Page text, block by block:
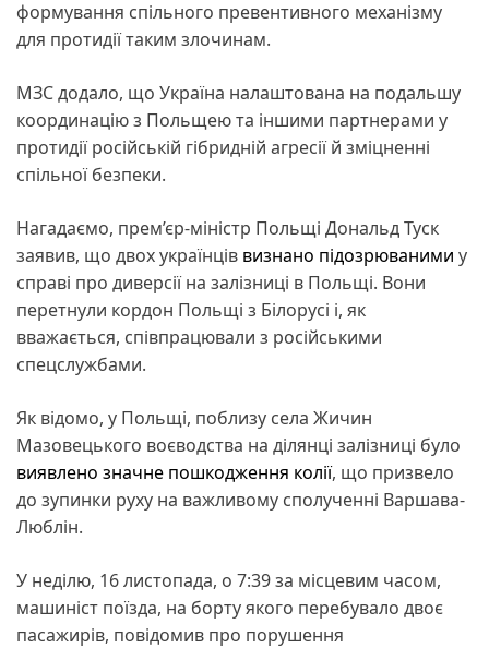
формування спільного превентивного механізму
для протидії таким злочинам.
МЗС додало, що Україна налаштована на подальшу
координацію з Польщею та іншими партнерами у
протидії російській гібридній агресії й зміцненні
спільної безпеки.
Нагадаємо, прем’єр-міністр Польщі Дональд Туск
заявив, що двох українців визнано підозрюваними у
справі про диверсії на залізниці в Польщі. Вони
перетнули кордон Польщі з Білорусі і, як
вважається, співпрацювали з російськими
спецслужбами.
Як відомо, у Польщі, поблизу села Жичин
Мазовецького воєводства на ділянці залізниці було
виявлено значне пошкодження колії, що призвело
до зупинки руху на важливому сполученні Варшава-
Люблін.
У неділю, 16 листопада, о 7:39 за місцевим часом,
машиніст поїзда, на борту якого перебувало двоє
пасажирів, повідомив про порушення